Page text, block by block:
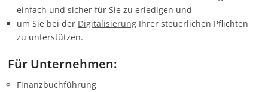
einfach und sicher für Sie zu erledigen und
um Sie bei der Digitalisierung Ihrer steuerlichen Pflichten
zu unterstützen.
Für Unternehmen:
Finanzbuchführung